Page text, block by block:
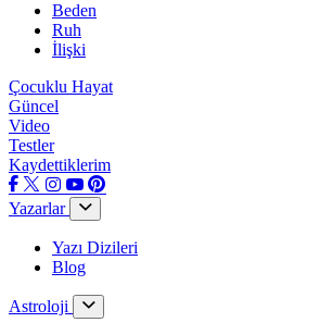
Beden
Ruh
İlişki
Çocuklu Hayat
Güncel
Video
Testler
Kaydettiklerim
Yazarlar
Yazı Dizileri
Blog
Astroloji